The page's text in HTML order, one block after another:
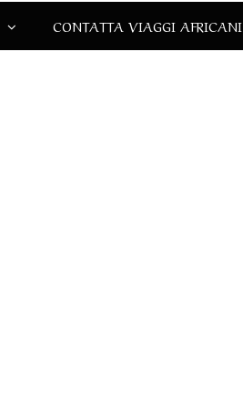
CONTATTA VIAGGI AFRICANI